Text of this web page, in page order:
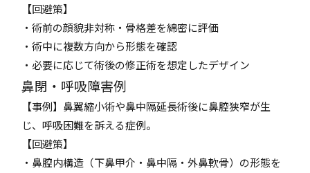
【回避策】
・術前の顔貌非対称・骨格差を綿密に評価
・術中に複数方向から形態を確認
・必要に応じて術後の修正術を想定したデザイン
鼻閉・呼吸障害例
【事例】鼻翼縮小術や鼻中隔延長術後に鼻腔狭窄が生
じ、呼吸困難を訴える症例。
【回避策】
・鼻腔内構造（下鼻甲介・鼻中隔・外鼻軟骨）の形態を